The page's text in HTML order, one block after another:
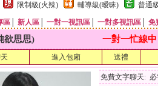
限制級(火辣) 輔導級(曖昧) 普通
區 新人區 一對一視訊區 一對多視訊區 免
欲思思) 一對一忙線中
進入包廂 送禮
免費文字聊天: